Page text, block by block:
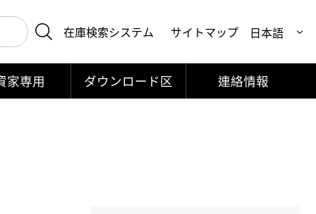
在庫検索システム サイトマップ
家専用 ダウンロード区 連絡情報